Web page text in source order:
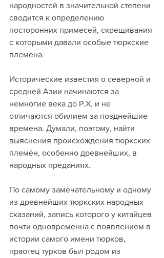
народностей в значительной степени
сводится к определению
посторонних примесей, скрещивания
с которыми давали особые тюркские
племена.
Исторические известия о северной и
средней Азии начинаются за
немногие века до Р.X. и не
отличаются обилием за позднейшие
времена. Думали, поэтому, найти
выяснения происхождения тюркских
племён, особенно древнейших, в
народных преданиях.
По самому замечательному и одному
из древнейших тюркских народных
сказаний, запись которого у китайцев
почти одновременна с появлением в
истории самого имени тюрков,
праотец турков был родом из